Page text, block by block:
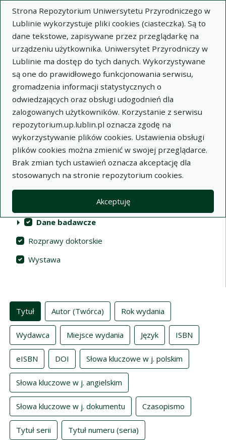
Strona Repozytorium Uniwersytetu Przyrodniczego w
Lublinie wykorzystuje pliki cookies (ciasteczka). Są to
dane tekstowe, zapisywane przez przeglądarkę na
urządzeniu użytkownika. Uniwersytet Przyrodniczy w
Lublinie ma dostęp do tych danych. Wykorzystywane
są one do prawidłowego funkcjonowania serwisu,
gromadzenia informacji statystycznych o
odwiedzających oraz obsługi udogodnień dla
zalogowanych użytkowników. Korzystanie z serwisu
repozytorium.up.lublin.pl oznacza zgodę na
wykorzystywanie plików cookies. Ustawienia obsługi
plików cookies można zmienić w swojej przeglądarce.
Brak zmian tych ustawień oznacza akceptację dla
stosowanych na stronie repozytorium cookies.
Akceptuję
Repozytorium Uniwersytetu
Przyrodniczego w Lublinie
Indeksy
Akcje na kolekcjach Wyczyść Zaznacz wszystko
Kolekcje(automatyczne przeładowanie treści)
Publikacje naukowe
Materiały audiowizualne
Dane badawcze
Rozprawy doktorskie
Wystawa
Indeksy
Tytuł Autor (Twórca) Rok wydania
Wydawca Miejsce wydania Język ISBN
eISBN DOI Słowa kluczowe w j. polskim
Słowa kluczowe w j. angielskim
Słowa kluczowe w j. dokumentu Czasopismo
Tytuł serii Tytuł numeru (seria)